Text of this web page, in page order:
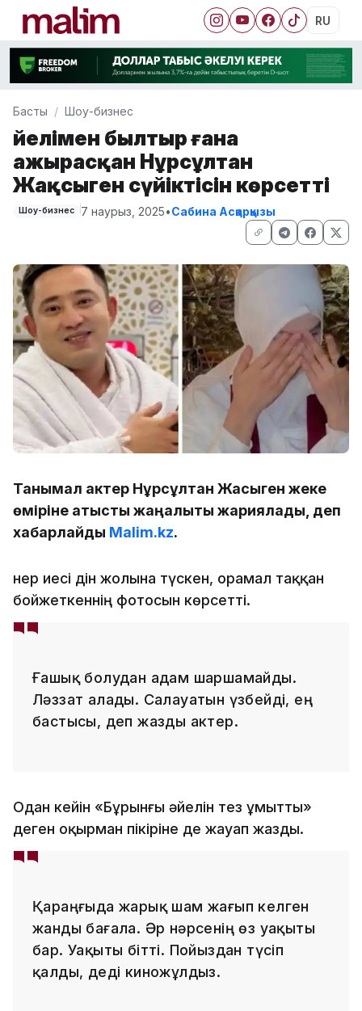
RU
Басты Шоу-бизнес
Әйелімен былтыр ғана
ажырасқан Нұрсұлтан
Жақсыген сүйіктісін көрсетті
Шоу-бизнес 7 наурыз, 2025•Сабина Асқарқызы
Танымал актер Нұрсұлтан Жақсыген жеке
өміріне қатысты жаңалықты жариялады, деп
хабарлайды Malim.kz.
Өнер иесі дін жолына түскен, орамал таққан
бойжеткеннің фотосын көрсетті.
Ғашық болудан адам шаршамайды.
Ләззат алады. Салауатын үзбейді, ең
бастысы, деп жазды актер.
Одан кейін «Бұрынғы әйелін тез ұмытты»
деген оқырман пікіріне де жауап жазды.
Қараңғыда жарық шам жағып келген
жанды бағала. Әр нәрсенің өз уақыты
бар. Уақыты бітті. Пойыздан түсіп
қалды, деді киножұлдыз.